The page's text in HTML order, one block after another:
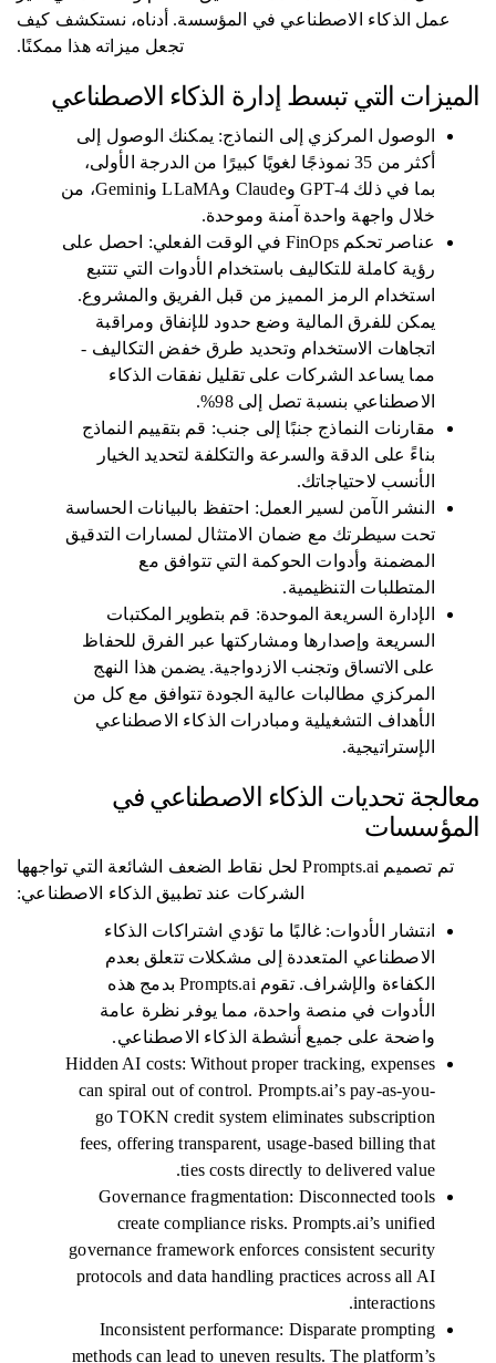
عمل الذكاء الاصطناعي في المؤسسة. أدناه، نستكشف كيف
تجعل ميزاته هذا ممكنًا.
الميزات التي تبسط إدارة الذكاء الاصطناعي
الوصول المركزي إلى النماذج: يمكنك الوصول إلى
أكثر من 35 نموذجًا لغويًا كبيرًا من الدرجة الأولى،
بما في ذلك GPT-4 وClaude وLLaMA وGemini، من
خلال واجهة واحدة آمنة وموحدة.
عناصر تحكم FinOps في الوقت الفعلي: احصل على
رؤية كاملة للتكاليف باستخدام الأدوات التي تتتبع
استخدام الرمز المميز من قبل الفريق والمشروع.
يمكن للفرق المالية وضع حدود للإنفاق ومراقبة
اتجاهات الاستخدام وتحديد طرق خفض التكاليف -
مما يساعد الشركات على تقليل نفقات الذكاء
الاصطناعي بنسبة تصل إلى 98%.
مقارنات النماذج جنبًا إلى جنب: قم بتقييم النماذج
بناءً على الدقة والسرعة والتكلفة لتحديد الخيار
الأنسب لاحتياجاتك.
النشر الآمن لسير العمل: احتفظ بالبيانات الحساسة
تحت سيطرتك مع ضمان الامتثال لمسارات التدقيق
المضمنة وأدوات الحوكمة التي تتوافق مع
المتطلبات التنظيمية.
الإدارة السريعة الموحدة: قم بتطوير المكتبات
السريعة وإصدارها ومشاركتها عبر الفرق للحفاظ
على الاتساق وتجنب الازدواجية. يضمن هذا النهج
المركزي مطالبات عالية الجودة تتوافق مع كل من
الأهداف التشغيلية ومبادرات الذكاء الاصطناعي
الإستراتيجية.
معالجة تحديات الذكاء الاصطناعي في
المؤسسات
تم تصميم Prompts.ai لحل نقاط الضعف الشائعة التي تواجهها
الشركات عند تطبيق الذكاء الاصطناعي:
انتشار الأدوات: غالبًا ما تؤدي اشتراكات الذكاء
الاصطناعي المتعددة إلى مشكلات تتعلق بعدم
الكفاءة والإشراف. تقوم Prompts.ai بدمج هذه
الأدوات في منصة واحدة، مما يوفر نظرة عامة
واضحة على جميع أنشطة الذكاء الاصطناعي.
Hidden AI costs: Without proper tracking, expenses
can spiral out of control. Prompts.ai’s pay-as-you-
go TOKN credit system eliminates subscription
fees, offering transparent, usage-based billing that
ties costs directly to delivered value.
Governance fragmentation: Disconnected tools
create compliance risks. Prompts.ai’s unified
governance framework enforces consistent security
protocols and data handling practices across all AI
interactions.
Inconsistent performance: Disparate prompting
methods can lead to uneven results. The platform’s